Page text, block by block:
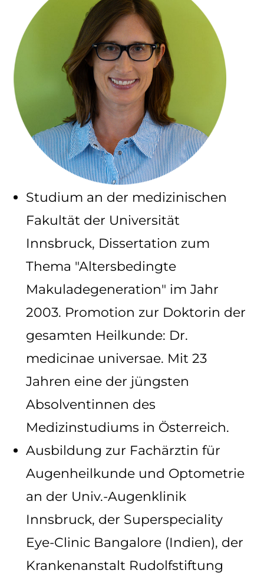
Studium an der medizinischen
Fakultät der Universität
Innsbruck, Dissertation zum
Thema "Altersbedingte
Makuladegeneration" im Jahr
2003. Promotion zur Doktorin der
gesamten Heilkunde: Dr.
medicinae universae. Mit 23
Jahren eine der jüngsten
Absolventinnen des
Medizinstudiums in Österreich.
Ausbildung zur Fachärztin für
Augenheilkunde und Optometrie
an der Univ.-Augenklinik
Innsbruck, der Superspeciality
Eye-Clinic Bangalore (Indien), der
Krankenanstalt Rudolfstiftung